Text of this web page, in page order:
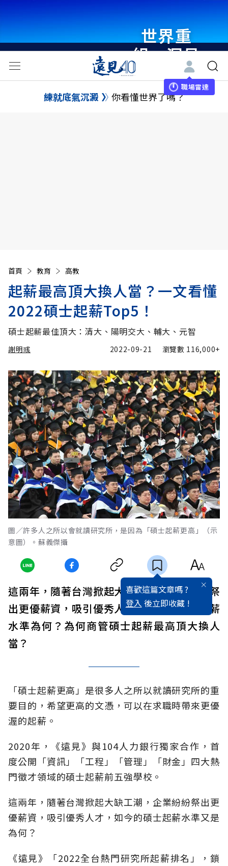
世界重
組・洞見
未來 與
世界領袖
職場雷達
練就底氣沉澱 你看懂世界了嗎？
首頁 教育 高教
起薪最高頂大換人當？一文看懂
2022碩士起薪Top5！
碩士起薪最佳頂大：清大、陽明交大、輔大、元智
謝明彧 2022-09-21 瀏覽數 116,000+
圖／許多人之所以會就讀研究所，是因為「碩士起薪更高」（示
意圖）。蘇義傑攝
喜歡這篇文章嗎 ?
登入 後立即收藏 !
這兩年，隨著台灣掀起大缺工潮，企業紛紛祭
出更優薪資，吸引優秀人才，如今的碩士起薪
水準為何？為何商管碩士起薪最高頂大換人
當？
「碩士起薪更高」是很多人之所以就讀研究所的重
要目的，希望更高的文憑，可以在求職時帶來更優
渥的起薪。
2020年，《遠見》與104人力銀行獨家合作，首
度公開「資訊」「工程」「管理」「財金」四大熱
門徵才領域的碩士起薪前五強學校。
這兩年，隨著台灣掀起大缺工潮，企業紛紛祭出更
優薪資，吸引優秀人才，如今的碩士起薪水準又是
為何？
《遠見》「2022全台熱門研究所起薪排名」，鎖